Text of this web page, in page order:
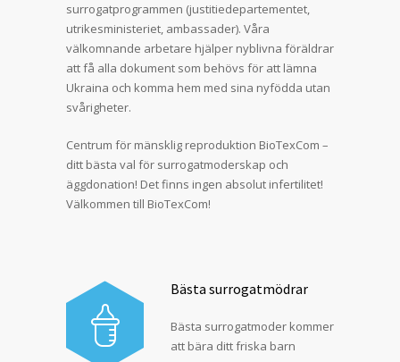
surrogatprogrammen (justitiedepartementet,
utrikesministeriet, ambassader). Våra
välkomnande arbetare hjälper nyblivna föräldrar
att få alla dokument som behövs för att lämna
Ukraina och komma hem med sina nyfödda utan
svårigheter.
Centrum för mänsklig reproduktion BioTexCom –
ditt bästa val för surrogatmoderskap och
äggdonation! Det finns ingen absolut infertilitet!
Välkommen till BioTexCom!
Bästa surrogatmödrar
Bästa surrogatmoder kommer
att bära ditt friska barn